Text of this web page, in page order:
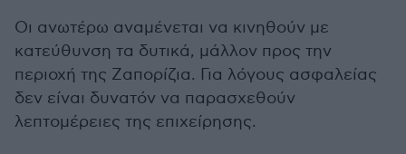
Οι ανωτέρω αναμένεται να κινηθούν με
κατεύθυνση τα δυτικά, μάλλον προς την
περιοχή της Ζαπορίζια. Για λόγους ασφαλείας
δεν είναι δυνατόν να παρασχεθούν
λεπτομέρειες της επιχείρησης.